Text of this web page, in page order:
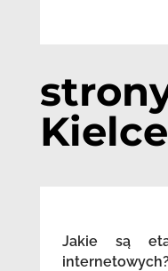
Kielce
Jakie są
internetowych?